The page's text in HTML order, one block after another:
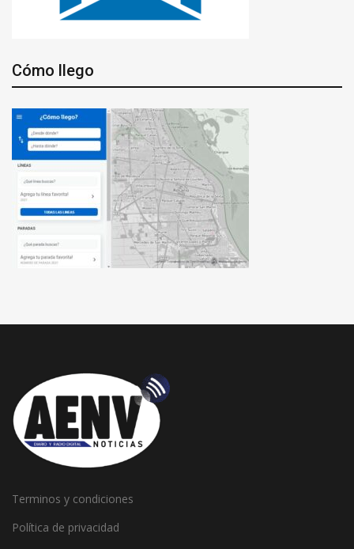
Cómo llego
Terminos y condiciones
Política de privacidad